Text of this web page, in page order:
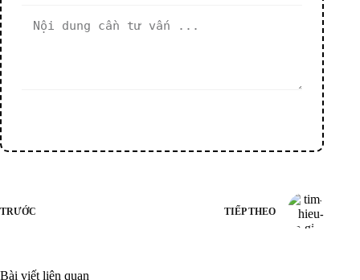
TRƯỚC TIẾP THEO
Bài viết liên quan